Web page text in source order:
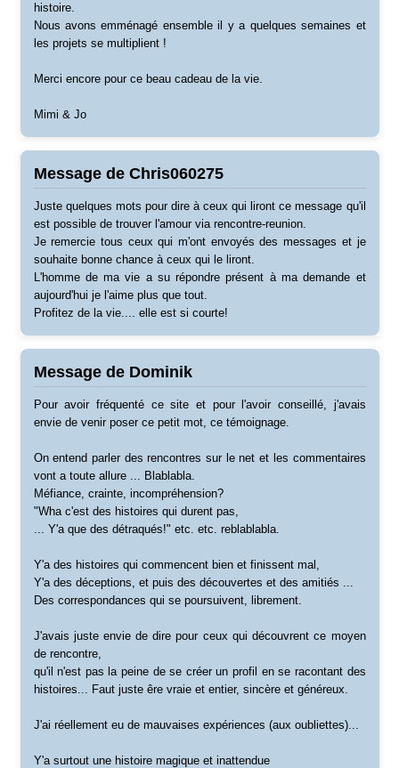
histoire.
Nous avons emménagé ensemble il y a quelques semaines et
les projets se multiplient !
Merci encore pour ce beau cadeau de la vie.
Mimi & Jo
Message de Chris060275
Juste quelques mots pour dire à ceux qui liront ce message qu'il
est possible de trouver l'amour via rencontre-reunion.
Je remercie tous ceux qui m'ont envoyés des messages et je
souhaite bonne chance à ceux qui le liront.
L'homme de ma vie a su répondre présent à ma demande et
aujourd'hui je l'aime plus que tout.
Profitez de la vie.... elle est si courte!
Message de Dominik
Pour avoir fréquenté ce site et pour l'avoir conseillé, j'avais
envie de venir poser ce petit mot, ce témoignage.
On entend parler des rencontres sur le net et les commentaires
vont a toute allure ... Blablabla.
Méfiance, crainte, incompréhension?
"Wha c'est des histoires qui durent pas,
... Y'a que des détraqués!" etc. etc. reblablabla.
Y'a des histoires qui commencent bien et finissent mal,
Y'a des déceptions, et puis des découvertes et des amitiés ...
Des correspondances qui se poursuivent, librement.
J'avais juste envie de dire pour ceux qui découvrent ce moyen
de rencontre,
qu'il n'est pas la peine de se créer un profil en se racontant des
histoires... Faut juste êre vraie et entier, sincère et généreux.
J'ai réellement eu de mauvaises expériences (aux oubliettes)...
Y'a surtout une histoire magique et inattendue